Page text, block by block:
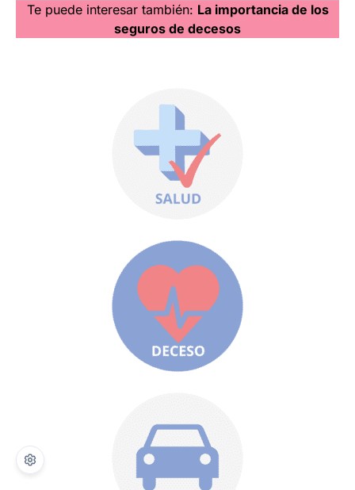
Te puede interesar también: La importancia de los
seguros de decesos